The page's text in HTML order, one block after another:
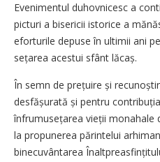
Evenimentul duhovnicesc a
picturi a bisericii istorice a
eforturile depuse în ultimii ani
sețarea acestui sfânt lăcaș.
În semn de prețuire și
desfășurată și pentru
înfrumusețarea vieții monahale
la propunerea părintelui
binecuvântarea